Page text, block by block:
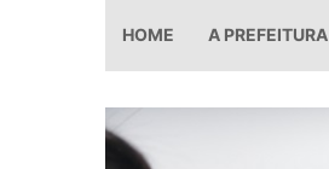
HOME A PREFEITURA